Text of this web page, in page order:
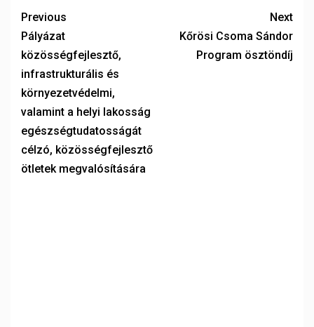
Previous
Pályázat
közösségfejlesztő,
infrastrukturális és
környezetvédelmi,
valamint a helyi lakosság
egészségtudatosságát
célzó, közösségfejlesztő
ötletek megvalósítására
Next
Kőrösi Csoma Sándor
Program ösztöndíj